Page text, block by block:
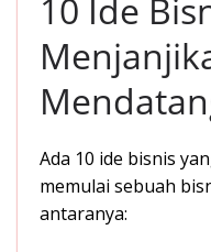
10 Ide
Ada 10 ide bisnis
memulai sebuah
antaranya: